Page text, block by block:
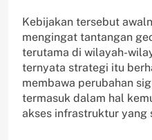
Kebijakan tersebut
mengingat tantangan
terutama di wilayah-
ternyata strategi itu
membawa perubahan
termasuk dalam hal
akses infrastruktur yang